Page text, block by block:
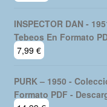
INSPECTOR DAN -
Tebeos En Formato
7,99 €
PURK – 1950 -
Formato PDF -